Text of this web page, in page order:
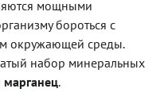
мощными
бороться с
окружающей среды.
набор минеральных
марганец.